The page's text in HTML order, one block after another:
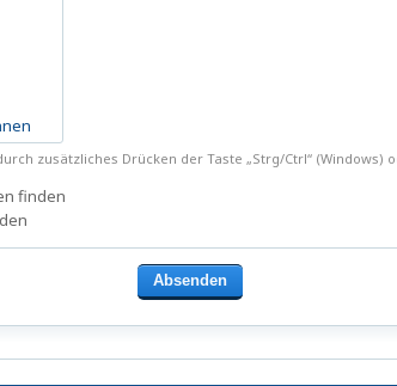
zusätzliches Drücken der Taste „Strg/Ctrl“ (Windows)
finden